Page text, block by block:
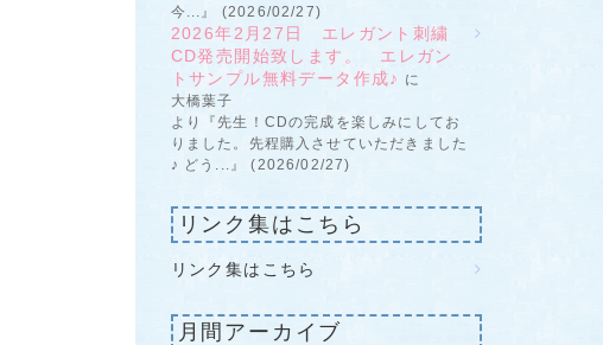
今...』 (2026/02/27)
2026年2月27日 エレガント刺繍
CD発売開始致します。 エレガン
トサンプル無料データ作成♪ に
大橋葉子
より『先生！CDの完成を楽しみにしてお
りました。先程購入させていただきました
♪ どう...』 (2026/02/27)
リンク集はこちら
リンク集はこちら
月間アーカイブ